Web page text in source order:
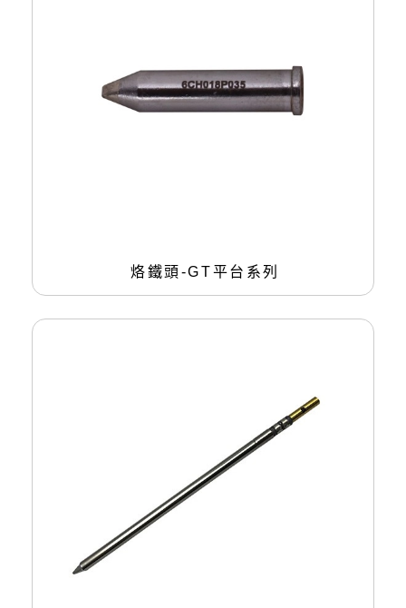
烙鐵頭-GT平台系列